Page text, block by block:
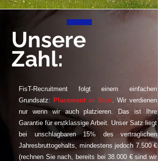
Unsere
Zahl:
FisT-Recruitment folgt einem einfachen
Grundsatz: Placement or Bust. Wir verdienen
nur wenn wir auch platzieren. Das ist Ihre
Garantie für erstklassige Arbeit. Unser Satz liegt
bei unschlagbaren 15% des vertraglichen
Jahresbruttogehalts, mindestens jedoch 7.500 €
(rechnen Sie nach, bereits bei 38.000 € sind wir